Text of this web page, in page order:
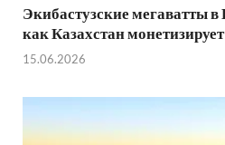
Экибастузские мегаватты
как Казахстан
15.06.2026